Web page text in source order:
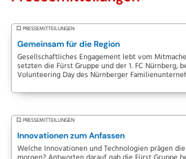
PRESSEMITTEILUNGEN
Gemeinsam für die Region
Gesellschaftliches Engagement lebt vom
setzten die Fürst Gruppe und der 1. FC Nürnberg,
Volunteering Day des Nürnberger
PRESSEMITTEILUNGEN
Innovationen zum Anfassen
Welche Innovationen und Technologien prägen